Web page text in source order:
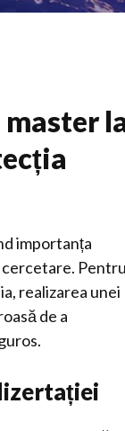
importanța
cercetare. Pentru
realizarea unei
de a